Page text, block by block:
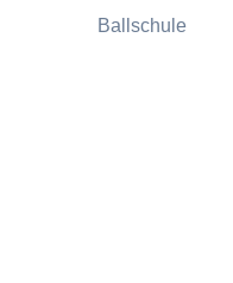
Ballschule